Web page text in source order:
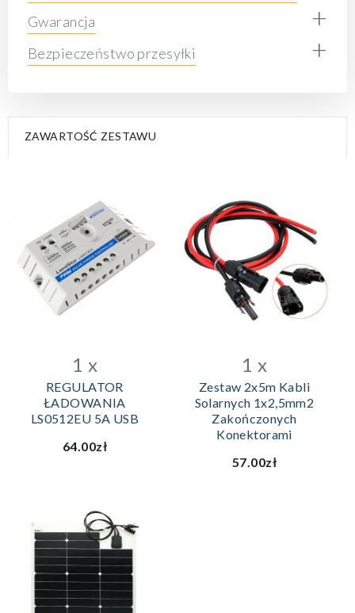
Gwarancja +
Bezpieczeństwo przesyłki +
ZAWARTOŚĆ ZESTAWU
1 x
REGULATOR
ŁADOWANIA
LS0512EU 5A USB
64.00zł
1 x
Zestaw 2x5m Kabli
Solarnych 1x2,5mm2
Zakończonych
Konektorami
57.00zł